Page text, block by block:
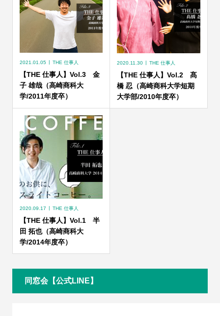
2021.01.05 THE 仕事人
【THE 仕事人】Vol.3 金
子 雄哉（高崎商科大
学/2011年度卒）
2020.11.30 THE 仕事人
【THE 仕事人】Vol.2 髙
橋 忍（高崎商科大学短期
大学部/2010年度卒）
2020.09.17 THE 仕事人
【THE 仕事人】Vol.1 半
田 拓也（高崎商科大
学/2014年度卒）
同窓会【公式LINE】